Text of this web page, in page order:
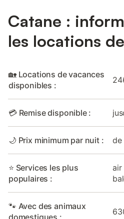
Catane :
les locations
🏡 Locations de vacances
disponibles :
💳 Remise disponible :
🌙 Prix minimum par nuit : de
⭐ Services les plus
populaires :
air
🐾 Avec des animaux